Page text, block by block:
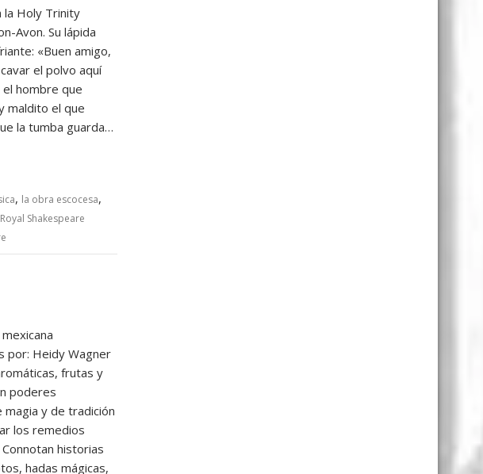
la Holy Trinity
Avon. Su lápida
«Buen amigo,
el polvo aquí
hombre que
maldito el que
la tumba guarda…
, la obra escocesa,
Royal Shakespeare
por: Heidy Wagner
frutas y
poderes
y de tradición
los remedios
historias
hadas mágicas,